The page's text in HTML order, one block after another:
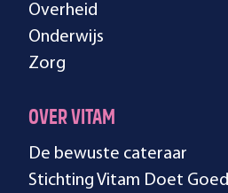
Overheid
Onderwijs
Zorg
OVER VITAM
De bewuste cateraar
Stichting Vitam Doet Goed